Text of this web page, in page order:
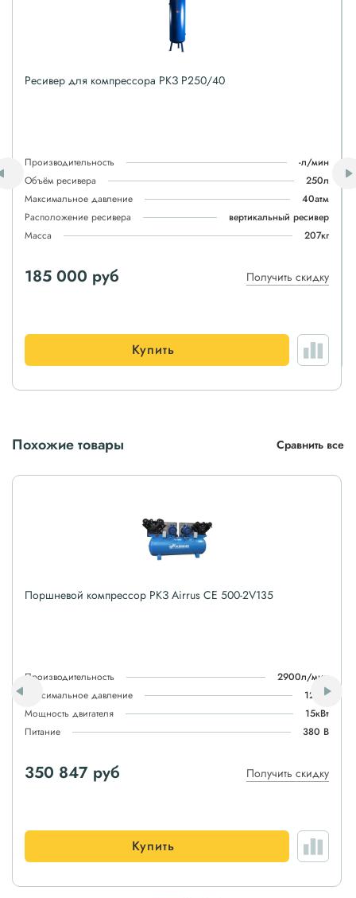
Ресивер для компрессора РКЗ P250/40
Производительность
-л/мин
Объём ресивера
250л
Максимальное давление
40атм
Расположение ресивера
вертикальный ресивер
Масса
207кг
185 000 руб Получить скидку
Купить
Похожие товары Сравнить все
Поршневой компрессор РКЗ Airrus CE 500-2V135
Производительность
2900л/мин
Максимальное давление
12атм
Мощность двигателя
15кВт
Питание
380 В
350 847 руб Получить скидку
Купить